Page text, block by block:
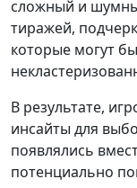
сложный и
тиражей,
которые могут
В результате,
инсайты для
появлялись
потенциально